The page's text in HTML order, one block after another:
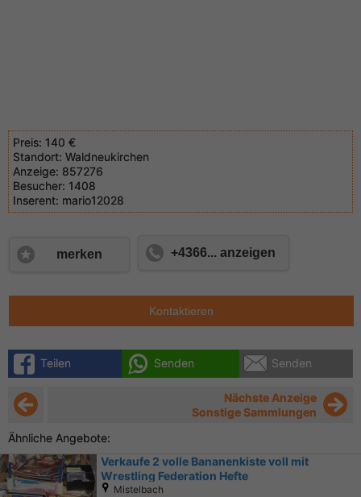
Preis: 140 €
Standort: Waldneukirchen
Anzeige: 857276
Besucher: 1408
Inserent: mario12028
merken +4366... anzeigen
Kontaktieren
Teilen Senden Senden
Nächste Anzeige
Sonstige Sammlungen
Ähnliche Angebote:
Verkaufe 2 volle Bananenkiste voll mit
Wrestling Federation Hefte
Mistelbach